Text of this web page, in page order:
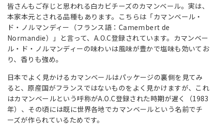
皆さんもご存じと思われる白カビチーズのカマンベール。実は、
本家本元とされる品種もあります。こちらは「カマンベール・
ド・ノルマンディー（フランス語：Camembert de
Normandie）」と言って、A.O.C登録されています。カマンベー
ル・ド・ノルマンディーの味わいは風味が豊かで塩味も効いてお
り、香りも強め。
日本でよく見かけるカマンベールはパッケージの裏側を見てみ
ると、原産国がフランスではないものをよく見かけますが、これ
はカマンベールという呼称がA.O.C登録された時期が遅く（1983
年）、その頃には既に世界各地でカマンベールという名前でチ
ーズが作られているためです。